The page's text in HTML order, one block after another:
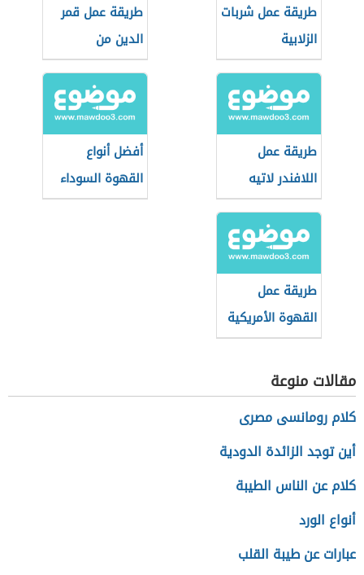
طريقة عمل شربات
الزلابية
طريقة عمل قمر
الدين من
المشمش
طريقة عمل
اللافندر لاتيه
أفضل أنواع
القهوة السوداء
طريقة عمل
القهوة الأمريكية
في البيت
مقالات منوعة
كلام رومانسى مصرى
أين توجد الزائدة الدودية
كلام عن الناس الطيبة
أنواع الورد
عبارات عن طيبة القلب